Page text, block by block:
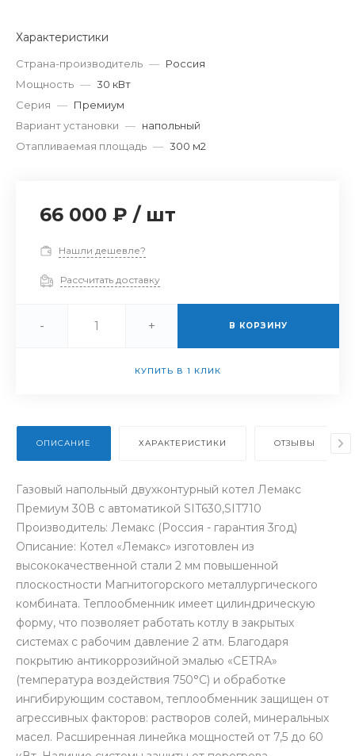
Характеристики
Страна-производитель — Россия
Мощность — 30 кВт
Серия — Премиум
Вариант установки — напольный
Отапливаемая площадь — 300 м2
66 000 ₽ / шт
Нашли дешевле?
Рассчитать доставку
- + В КОРЗИНУ
КУПИТЬ В 1 КЛИК
ОПИСАНИЕ ХАРАКТЕРИСТИКИ ОТЗЫВЫ
Газовый напольный двухконтурный котел Лемакс
Премиум 30В с автоматикой SIT630,SIT710
Производитель: Лемакс (Россия - гарантия 3год)
Описание: Котел «Лемакс» изготовлен из
высококачественной стали 2 мм повышенной
плоскостности Магнитогорского металлургического
комбината. Теплообменник имеет цилиндрическую
форму, что позволяет работать котлу в закрытых
системах с рабочим давление 2 атм. Благодаря
покрытию антикоррозийной эмалью «CETRA»
(температура воздействия 750°С) и обработке
ингибирующим составом, теплообменник защищен от
агрессивных факторов: растворов солей, минеральных
масел. Расширенная линейка мощностей от 7,5 до 60